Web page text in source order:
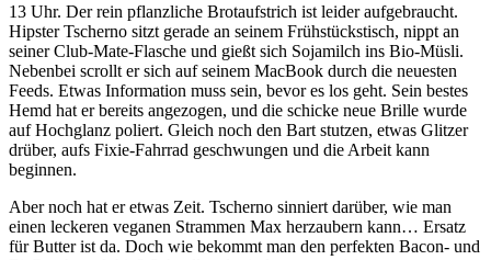
13 Uhr. Der rein pflanzliche Brotaufstrich ist leider aufgebraucht.
Hipster Tscherno sitzt gerade an seinem Frühstückstisch, nippt an
seiner Club-Mate-Flasche und gießt sich Sojamilch ins Bio-Müsli.
Nebenbei scrollt er sich auf seinem MacBook durch die neuesten
Feeds. Etwas Information muss sein, bevor es los geht. Sein bestes
Hemd hat er bereits angezogen, und die schicke neue Brille wurde
auf Hochglanz poliert. Gleich noch den Bart stutzen, etwas Glitzer
drüber, aufs Fixie-Fahrrad geschwungen und die Arbeit kann
beginnen.
Aber noch hat er etwas Zeit. Tscherno sinniert darüber, wie man
einen leckeren veganen Strammen Max herzaubern kann… Ersatz
für Butter ist da. Doch wie bekommt man den perfekten Bacon- und